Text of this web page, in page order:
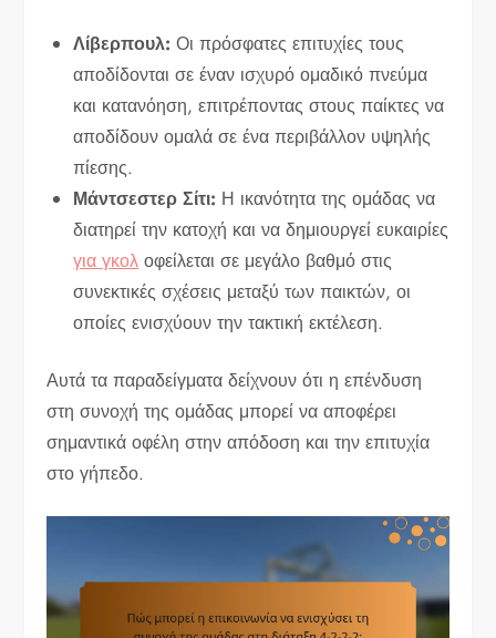
Λίβερπουλ: Οι πρόσφατες επιτυχίες τους
αποδίδονται σε έναν ισχυρό ομαδικό πνεύμα
και κατανόηση, επιτρέποντας στους παίκτες να
αποδίδουν ομαλά σε ένα περιβάλλον υψηλής
πίεσης.
Μάντσεστερ Σίτι: Η ικανότητα της ομάδας να
διατηρεί την κατοχή και να δημιουργεί ευκαιρίες
για γκολ οφείλεται σε μεγάλο βαθμό στις
συνεκτικές σχέσεις μεταξύ των παικτών, οι
οποίες ενισχύουν την τακτική εκτέλεση.
Αυτά τα παραδείγματα δείχνουν ότι η επένδυση
στη συνοχή της ομάδας μπορεί να αποφέρει
σημαντικά οφέλη στην απόδοση και την επιτυχία
στο γήπεδο.